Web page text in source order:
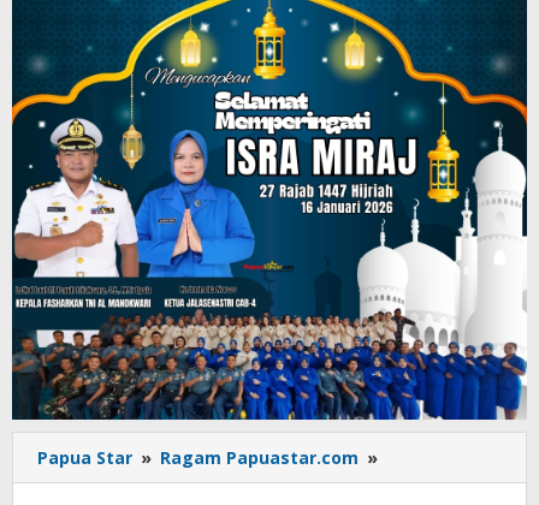
Papua Star » Ragam Papuastar.com »
Manokwari